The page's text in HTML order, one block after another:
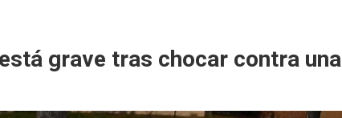
grave tras chocar contra una